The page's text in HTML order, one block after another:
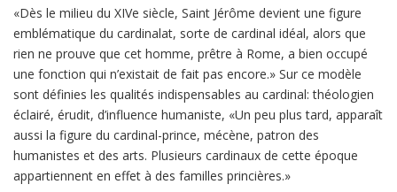
«Dès le milieu du XIVe siècle, Saint Jérôme devient une figure
emblématique du cardinalat, sorte de cardinal idéal, alors que
rien ne prouve que cet homme, prêtre à Rome, a bien occupé
une fonction qui n’existait de fait pas encore.» Sur ce modèle
sont définies les qualités indispensables au cardinal: théologien
éclairé, érudit, d’influence humaniste, «Un peu plus tard, apparaît
aussi la figure du cardinal-prince, mécène, patron des
humanistes et des arts. Plusieurs cardinaux de cette époque
appartiennent en effet à des familles princières.»